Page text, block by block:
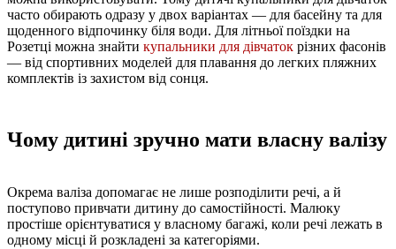
часто обирають одразу у двох варіантах — для басейну та для
щоденного відпочинку біля води. Для літньої поїздки на
Розетці можна знайти купальники для дівчаток різних фасонів
— від спортивних моделей для плавання до легких пляжних
комплектів із захистом від сонця.
Чому дитині зручно мати власну валізу
Окрема валіза допомагає не лише розподілити речі, а й
поступово привчати дитину до самостійності. Малюку
простіше орієнтуватися у власному багажі, коли речі лежать в
одному місці й розкладені за категоріями.